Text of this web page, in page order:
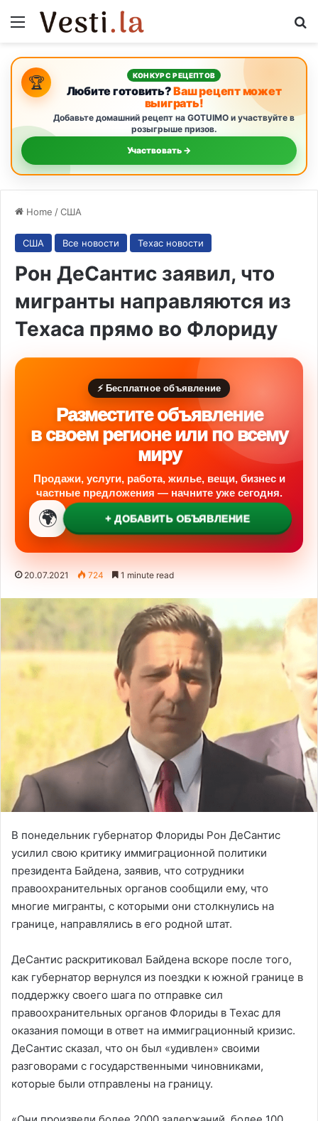
Menu
🏆 КОНКУРС РЕЦЕПТОВ
Любите готовить?Ваш рецепт может
выиграть!
Добавьте домашний рецепт на GOTUIMO и участвуйте в
розыгрыше призов.
Участвовать →
Home /США
США Все новости Техас новости
Рон ДеСантис заявил, что
мигранты направляются из
Техаса прямо во Флориду
⚡ Бесплатное объявление
Разместите объявление
в своем регионе или по всему
миру
Продажи, услуги, работа, жилье, вещи, бизнес и
частные предложения — начните уже сегодня.
🌍 + ДОБАВИТЬ ОБЪЯВЛЕНИЕ
20.07.2021 724 1 minute read
В понедельник губернатор Флориды Рон ДеСантис
усилил свою критику иммиграционной политики
президента Байдена, заявив, что сотрудники
правоохранительных органов сообщили ему, что
многие мигранты, с которыми они столкнулись на
границе, направлялись в его родной штат.
ДеСантис раскритиковал Байдена вскоре после того,
как губернатор вернулся из поездки к южной границе в
поддержку своего шага по отправке сил
правоохранительных органов Флориды в Техас для
оказания помощи в ответ на иммиграционный кризис.
ДеСантис сказал, что он был «удивлен» своими
разговорами с государственными чиновниками,
которые были отправлены на границу.